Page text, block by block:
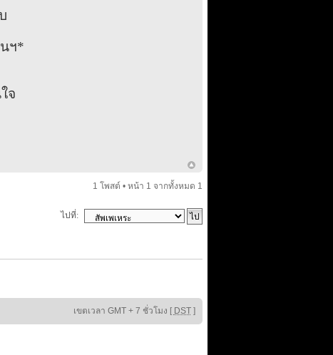
ฯ*
จ
1 โพสต์ • หน้า 1 จากทั้งหมด 1
ไปที่:
เขตเวลา GMT + 7 ชั่วโมง [ DST]